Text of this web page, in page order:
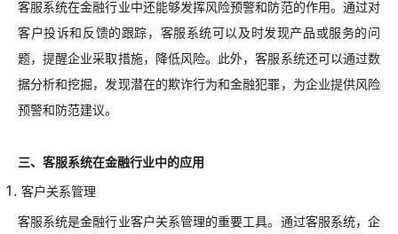
客服系统在金融行业中还能够发挥风险预警和防范的作用。通过对
客户投诉和反馈的跟踪，客服系统可以及时发现产品或服务的问
题，提醒企业采取措施，降低风险。此外，客服系统还可以通过数
据分析和挖掘，发现潜在的欺诈行为和金融犯罪，为企业提供风险
预警和防范建议。
三、客服系统在金融行业中的应用
客户关系管理
客服系统是金融行业客户关系管理的重要工具。通过客服系统，企